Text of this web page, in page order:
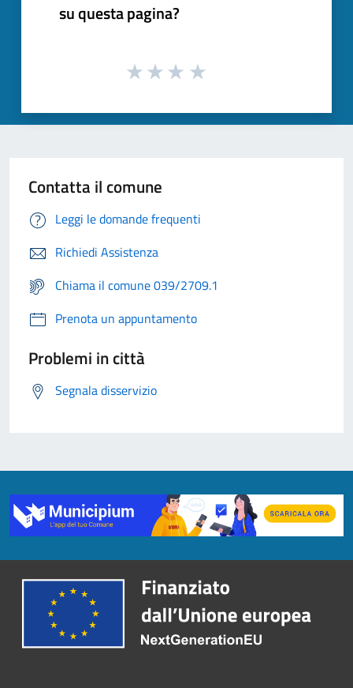
su questa pagina?
Contatta il comune
Leggi le domande frequenti
Richiedi Assistenza
Chiama il comune 039/2709.1
Prenota un appuntamento
Problemi in città
Segnala disservizio